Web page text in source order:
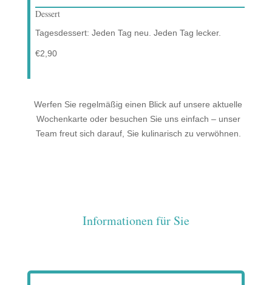
Dessert
Tagesdessert: Jeden Tag neu. Jeden Tag lecker.
€2,90
Werfen Sie regelmäßig einen Blick auf unsere aktuelle
Wochenkarte oder besuchen Sie uns einfach – unser
Team freut sich darauf, Sie kulinarisch zu verwöhnen.
Informationen für Sie